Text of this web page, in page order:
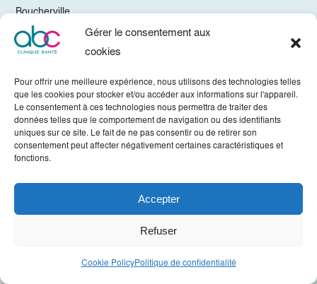
Gérer le consentement aux
cookies
Pour offrir une meilleure expérience, nous utilisons des technologies telles
que les cookies pour stocker et/ou accéder aux informations sur l'appareil.
Le consentement à ces technologies nous permettra de traiter des
données telles que le comportement de navigation ou des identifiants
uniques sur ce site. Le fait de ne pas consentir ou de retirer son
consentement peut affecter négativement certaines caractéristiques et
fonctions.
Accepter
Refuser
Cookie PolicyPolitique de confidentialité
Boucherville
Trois-Rivières
Valleyfield
Mirabel
Vaudreuil-Dorion
Tous droits réservés © ABC Clinique 2022. -